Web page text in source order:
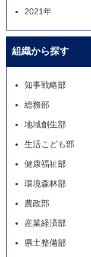
2021年
組織から探す
知事戦略部
総務部
地域創生部
生活こども部
健康福祉部
環境森林部
農政部
産業経済部
県土整備部